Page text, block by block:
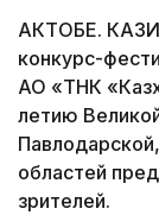
АКТОБЕ.
конкурс-
АО «ТНК
летию
областей
зрителей.